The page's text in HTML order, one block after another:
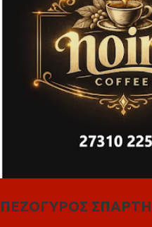
ΠΕΖΟΓΥΡΟΣ ΣΠΑΡΤΗ